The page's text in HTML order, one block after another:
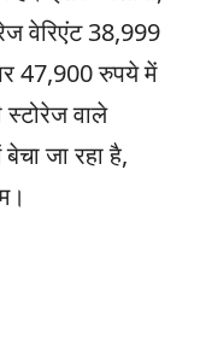
वेरिएंट 38,999
47,900 रुपये में
वाले
जा रहा है,